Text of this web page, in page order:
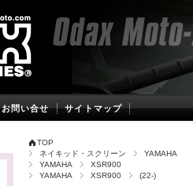
お問い合せ サイトマップ
TOP
ネイキッド・スクリーン
YAMAHA
YAMAHA
XSR900
YAMAHA
XSR900 (22-)